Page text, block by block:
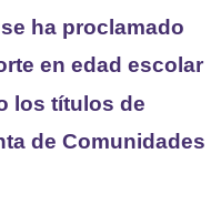
ha proclamado
en edad escolar
los títulos de
de Comunidades